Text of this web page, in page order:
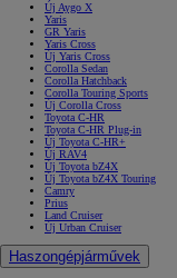
Új Aygo X
Yaris
GR Yaris
Yaris Cross
Új Yaris Cross
Corolla Sedan
Corolla Hatchback
Corolla Touring Sports
Új Corolla Cross
Toyota C-HR
Toyota C-HR Plug-in
Új Toyota C-HR+
Új RAV4
Új Toyota bZ4X
Új Toyota bZ4X Touring
Camry
Prius
Land Cruiser
Új Urban Cruiser
Haszongépjárművek